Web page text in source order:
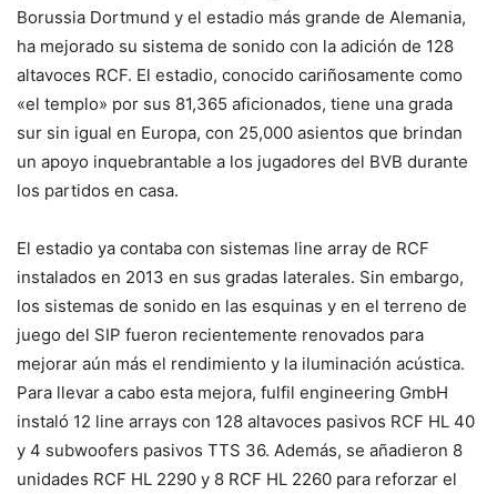
Borussia Dortmund y el estadio más grande de Alemania,
ha mejorado su sistema de sonido con la adición de 128
altavoces RCF. El estadio, conocido cariñosamente como
«el templo» por sus 81,365 aficionados, tiene una grada
sur sin igual en Europa, con 25,000 asientos que brindan
un apoyo inquebrantable a los jugadores del BVB durante
los partidos en casa.
El estadio ya contaba con sistemas line array de RCF
instalados en 2013 en sus gradas laterales. Sin embargo,
los sistemas de sonido en las esquinas y en el terreno de
juego del SIP fueron recientemente renovados para
mejorar aún más el rendimiento y la iluminación acústica.
Para llevar a cabo esta mejora, fulfil engineering GmbH
instaló 12 line arrays con 128 altavoces pasivos RCF HL 40
y 4 subwoofers pasivos TTS 36. Además, se añadieron 8
unidades RCF HL 2290 y 8 RCF HL 2260 para reforzar el